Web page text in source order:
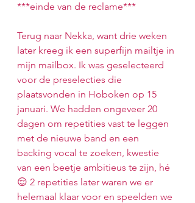
***einde van de reclame***
Terug naar Nekka, want drie weken
later kreeg ik een superfijn mailtje in
mijn mailbox. Ik was geselecteerd
voor de preselecties die
plaatsvonden in Hoboken op 15
januari. We hadden ongeveer 20
dagen om repetities vast te leggen
met de nieuwe band en een
backing vocal te zoeken, kwestie
van een beetje ambitieus te zijn, hé
😌 2 repetities later waren we er
helemaal klaar voor en speelden we